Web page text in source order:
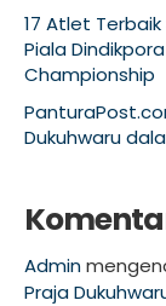
17 Atlet Terbaik
Piala
Championship
Dukuhwaru
Admin
Praja